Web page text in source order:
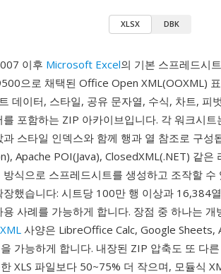
XLSX DBK
이후 Microsoft Excel의 기본 스프레드시
으로 채택된 Office Open XML(OOXML)
데이터, 스타일, 공유 문자열, 수식, 차트, 피
를 포함하는 ZIP 아카이브입니다. 각 워크시
스타일 인덱스와 함께 행과 열 참조로 구성
Apache POI(Java), ClosedXML(.NET) 같은
식으로 스프레드시트를 생성하고 조작할 수
장했습니다: 시트당 100만 행 이상과 16,384
사례를 가능하게 합니다. 장점 중 하나는
사양은 LibreOffice Calc, Google Sheets,
가능하게 합니다. 내장된 ZIP 압축도 또 다
XLS 파일보다 50~75% 더 작으며, 모듈식